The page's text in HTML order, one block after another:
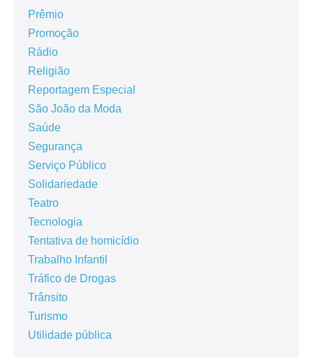
Prêmio
Promoção
Rádio
Religião
Reportagem Especial
São João da Moda
Saúde
Segurança
Serviço Público
Solidariedade
Teatro
Tecnologia
Tentativa de homicídio
Trabalho Infantil
Tráfico de Drogas
Trânsito
Turismo
Utilidade pública